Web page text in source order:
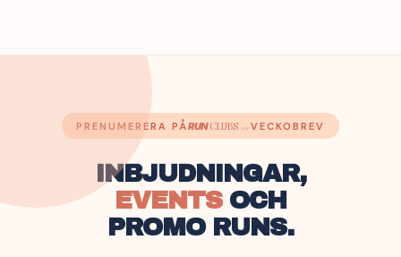
PRENUMERERA PÅRUN CLUBS .se VECKOBREV
INBJUDNINGAR,
EVENTSOCH
PROMO RUNS.